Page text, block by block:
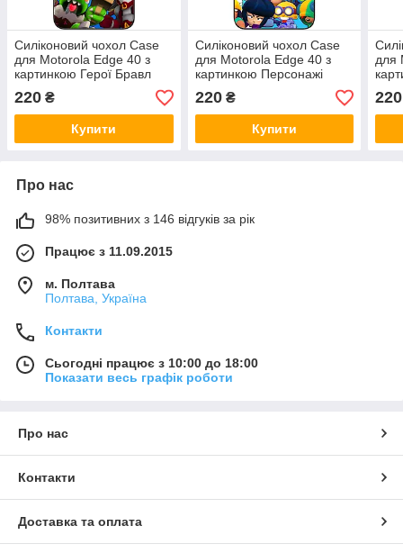
Силіконовий чохол Case
для Motorola Edge 40 з
картинкою Герої Бравл
220 ₴
Купити
Силіконовий чохол Case
для Motorola Edge 40 з
картинкою Персонажі
Бравл
220₴
Купити
для
220
Про нас
98% позитивних з 146 відгуків за рік
Працює з 11.09.2015
м. Полтава
Полтава, Україна
Контакти
Сьогодні працює з 10:00 до 18:00
Показати весь графік роботи
Про нас
Контакти
Доставка та оплата